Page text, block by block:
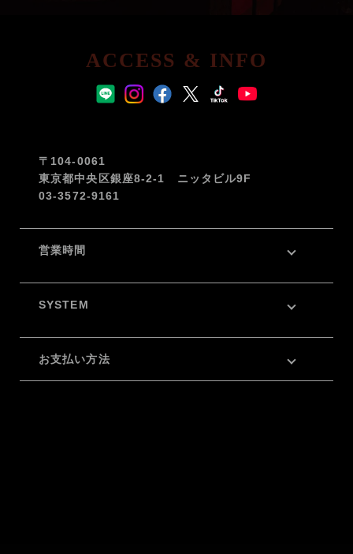
ACCESS & INFO
〒104-0061
東京都中央区銀座8-2-1 ニッタビル9F
03-3572-9161
営業時間
SYSTEM
お支払い方法